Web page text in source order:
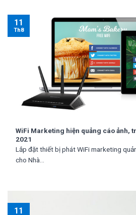
WiFi Marketing hiện quảng cáo ảnh,
2021
Lắp đặt thiết bị phát WiFi marketing
cho Nhà...
11
Th8
11